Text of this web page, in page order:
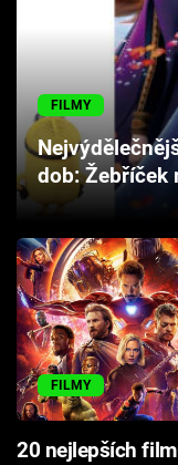
Cool Esport
Pořady
TV Program
Sledujte
Přihlášení
Sledujte nás
FILMY
dob: Žebříček
FILMY
20 nejlepších